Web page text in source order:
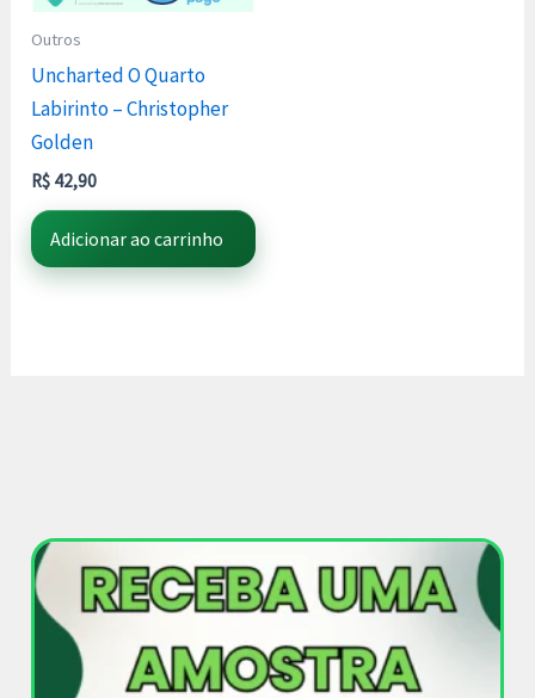
Outros
Uncharted O Quarto
Labirinto – Christopher
Golden
R$ 42,90
Adicionar ao carrinho